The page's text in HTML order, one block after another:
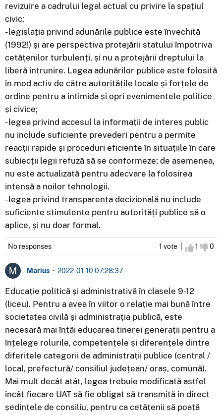
revizuire a cadrului legal actual cu privire la spațiul
civic:
- legislația privind adunările publice este învechită
(1992!) și are perspectiva protejării statului împotriva
cetățenilor turbulenți, și nu a protejării dreptului la
liberă întrunire. Legea adunărilor publice este folosită
în mod activ de către autoritățile locale și forțele de
ordine pentru a intimida și opri evenimentele politice
și civice;
- legea privind accesul la informații de interes public
nu include suficiente prevederi pentru a permite
reacții rapide și proceduri eficiente în situațiile în care
subiecții legii refuză să se conformeze; de asemenea,
nu este actualizată pentru adecvare la folosirea
intensă a noilor tehnologii.
- legea privind transparența decizională nu include
suficiente stimulente pentru autorități publice să o
aplice, și nu doar formal.
1 vote | I agree
1 I
0
No responses
Marius • 2022-01-10 07:28:37
Educație politică și administrativă în clasele 9-12
(liceu). Pentru a avea în viitor o relație mai bună între
societatea civilă și administrația publică, este
necesară mai întâi educarea tinerei generații pentru a
înțelege rolurile, competențele și diferențele dintre
diferitele categorii de administrații publice (central /
local, prefectură/ consiliul județean/ oraș, comună).
Mai mult decât atât, legea trebuie modificată astfel
încât fiecare UAT să fie obligat să transmită in direct
ședințele de consiliu, pentru ca cetățenii să poată